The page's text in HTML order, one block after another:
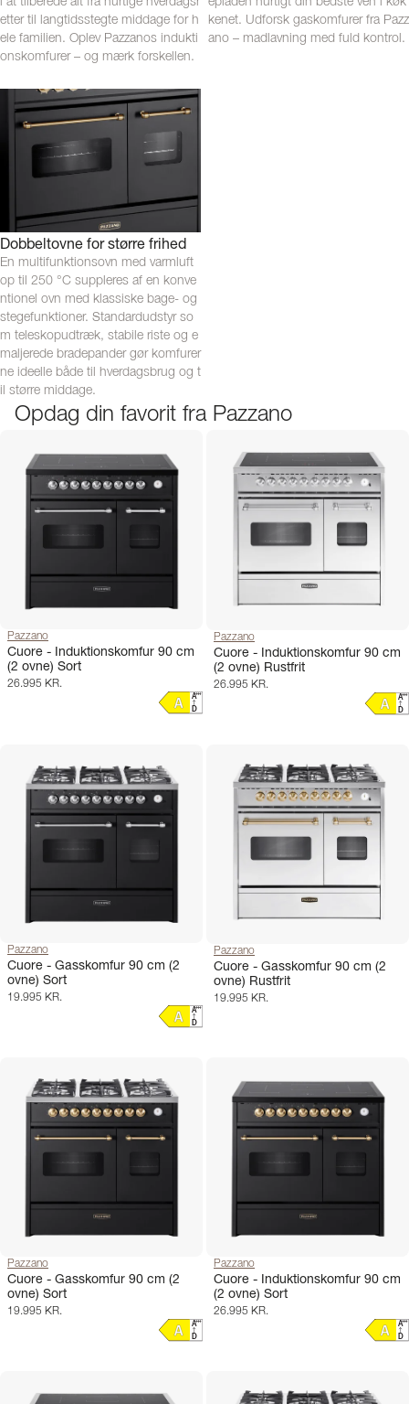
l at tilberede alt fra hurtige hverdagsr
etter til langtidsstegte middage for h
ele familien. Oplev Pazzanos indukti
onskomfurer – og mærk forskellen.
epladen hurtigt din bedste ven i køk
kenet. Udforsk gaskomfurer fra Pazz
ano – madlavning med fuld kontrol.
Dobbeltovne for større frihed
En multifunktionsovn med varmluft
op til 250 °C suppleres af en konve
ntionel ovn med klassiske bage- og
stegefunktioner. Standardudstyr so
m teleskopudtræk, stabile riste og e
maljerede bradepander gør komfurer
ne ideelle både til hverdagsbrug og t
il større middage.
Opdag din favorit fra Pazzano
Pazzano
Cuore - Induktionskomfur 90 cm
(2 ovne) Sort
26.995 KR.
Pazzano
Cuore - Induktionskomfur 90 cm
(2 ovne) Rustfrit
26.995 KR.
Pazzano
Cuore - Gasskomfur 90 cm (2
ovne) Sort
19.995 KR.
Pazzano
Cuore - Gasskomfur 90 cm (2
ovne) Rustfrit
19.995 KR.
Pazzano
Cuore - Gasskomfur 90 cm (2
ovne) Sort
19.995 KR.
Pazzano
Cuore - Induktionskomfur 90 cm
(2 ovne) Sort
26.995 KR.